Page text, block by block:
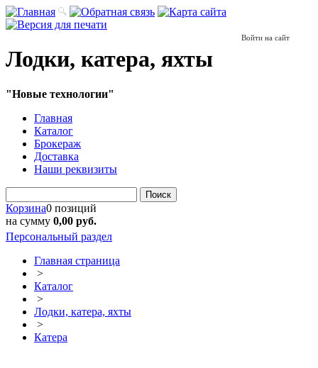
Войти на сайт
Лодки, катера, яхты
"Новые технологии"
Главная
Каталог
Брокераж
Доставка
Наши реквизиты
Поиск
Корзина0 позиций
на сумму 0,00 руб.
Персональный раздел
Главная страница
>
Каталог
>
Лодки, катера, яхты
>
Катера